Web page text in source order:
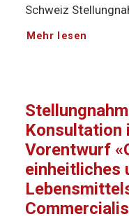
Schweiz
Mehr lesen
Konsultation
Vorentwurf
einheitliches